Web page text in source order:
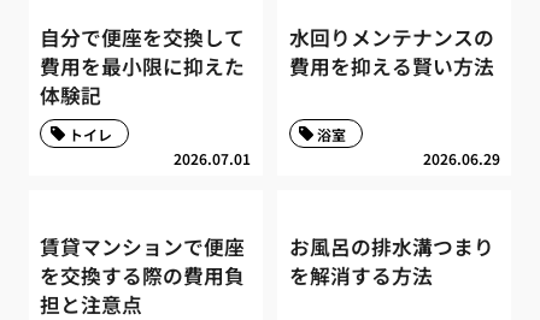
自分で便座を交換して
費用を最小限に抑えた
体験記
2026.07.01
トイレ
水回りメンテナンスの
費用を抑える賢い方法
2026.06.29
浴室
賃貸マンションで便座
を交換する際の費用負
担と注意点
お風呂の排水溝つまり
を解消する方法